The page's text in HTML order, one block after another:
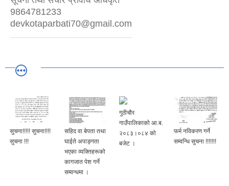
9864781233
devkotaparbati70@gmail.com
सुचना!!!!! सुचना!!!!
सुचना !!!
सहिद वा बेपता तथा
घाईते अपाङ्गता
भएका व्यक्तिहरूको
कागजात पेश गर्ने
सम्वन्धमा ।
गुठीचौर
गाउँपालिकाको आ.ब.
२०८३।०८४ को
बजेट ।
फर्म नविकरण गर्ने
सम्वन्धि सुचना !!!!!!!